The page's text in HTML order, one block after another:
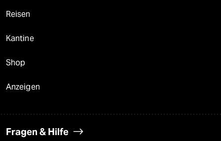
Reisen
Kantine
Shop
Anzeigen
Fragen & Hilfe